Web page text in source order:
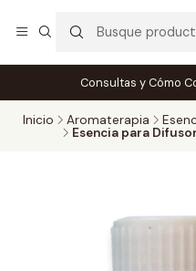
Consultas y Cómo
Inicio Aromaterapia
Esencia para